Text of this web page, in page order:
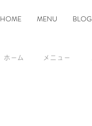
HOME MENU BLOG
ホーム メニュー